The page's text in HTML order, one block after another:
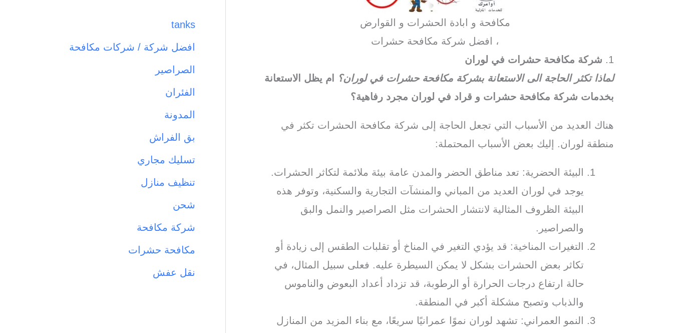
مكافحة و ابادة الحشرات و القوارض
، افضل شركة مكافحة حشرات
1.
شركة مكافحة حشرات في لوران
لماذا تكثر الحاجة الى الاستعانة بشركة مكافحة حشرات في لوران؟
ام يظل الاستعانة
بخدمات شركة مكافحة حشرات و قراد في لوران مجرد رفاهية؟
هناك العديد من الأسباب التي تجعل الحاجة إلى شركة مكافحة الحشرات تكثر في
منطقة لوران. إليك بعض الأسباب المحتملة:
البيئة الحضرية: تعد مناطق الحضر والمدن عامة بيئة ملائمة لتكاثر الحشرات.
يوجد في لوران العديد من المباني والمنشآت التجارية والسكنية، وتوفر هذه
البيئة الظروف المثالية لانتشار الحشرات مثل الصراصير والنمل والبق
والصراصير.
التغيرات المناخية: قد يؤدي التغير في المناخ أو تقلبات الطقس إلى زيادة أو
تكاثر بعض الحشرات بشكل لا يمكن السيطرة عليه. فعلى سبيل المثال، في
حالة ارتفاع درجات الحرارة أو الرطوبة، قد تزداد أعداد البعوض والناموس
والذباب وتصبح مشكلة أكبر في المنطقة.
النمو العمراني: تشهد لوران نموًا عمرانيًا سريعًا، مع بناء المزيد من المنازل
tanks
افضل شركة / شركات مكافحة
الصراصير
الفئران
المدونة
بق الفراش
تسليك مجاري
تنظيف منازل
شحن
شركة مكافحة
مكافحة حشرات
نقل عفش